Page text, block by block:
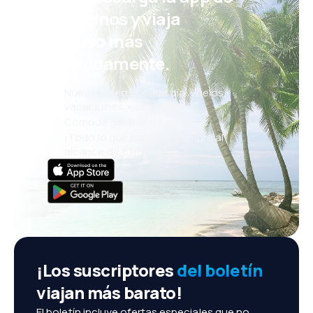
eDestinos y viaja
incluso más
cómodamente.
Nuevas ofertas cada día: vuelos,
vacaciones, escapadas
Cómoda gestión de reservas
¡Todo lo que importa, siempre al
¡Los suscriptoresdel boletín
viajan más barato!